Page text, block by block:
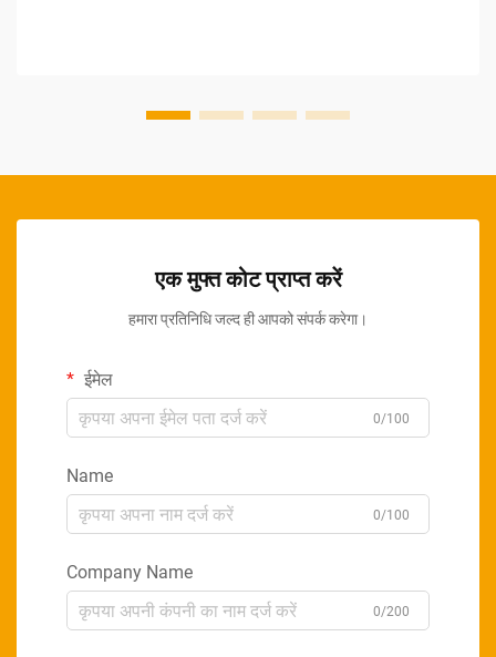
एक मुफ्त कोट प्राप्त करें
हमारा प्रतिनिधि जल्द ही आपको संपर्क करेगा।
ईमेल
0/100
Name
0/100
Company Name
0/200